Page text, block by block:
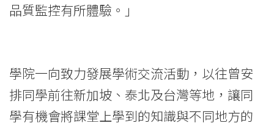
品質監控有所體驗。」
學院一向致力發展學術交流活動，以往曾安
排同學前往新加坡、泰北及台灣等地，讓同
學有機會將課堂上學到的知識與不同地方的